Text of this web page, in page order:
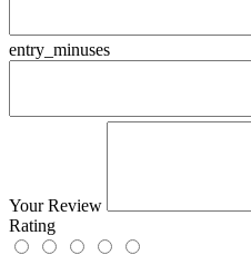
entry_minuses
Your Review
Rating